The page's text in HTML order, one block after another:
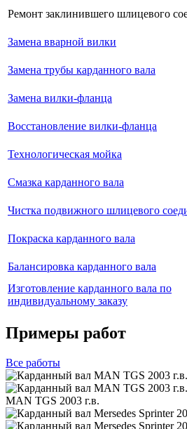
Ремонт заклинившего шлицевого
Замена вварной вилки
Замена трубы карданного вала
Замена вилки-фланца
Восстановление вилки-фланца
Технологическая мойка
Смазка карданного вала
Чистка подвижного шлицевого
Покраска карданного вала
Балансировка карданного вала
Изготовление карданного вала по
индивидуальному заказу
Примеры работ
Все работы
MAN TGS 2003 г.в.